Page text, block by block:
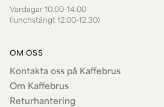
Vardagar 10.00-14.00
(lunchstängt 12.00-12.30)
OM OSS
Kontakta oss på Kaffebrus
Om Kaffebrus
Returhantering